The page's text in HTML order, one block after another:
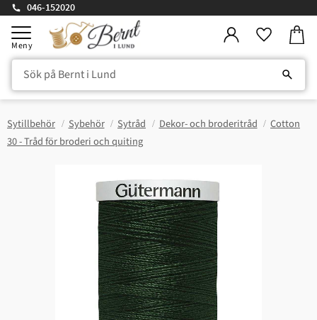
Meny
046-152020
Sytillbehör Sybehör Sytråd Dekor- och broderitråd
Cotton
30 - Tråd för broderi och quiting